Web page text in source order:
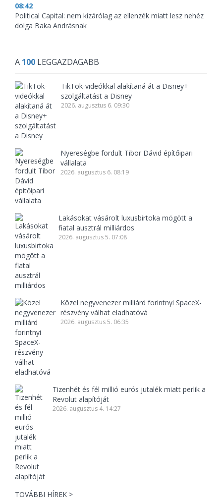
08:42
Political Capital: nem kizárólag az ellenzék miatt lesz nehéz
dolga Baka Andrásnak
A 100 LEGGAZDAGABB
TikTok-videókkal alakítaná át a Disney+
szolgáltatást a Disney
2026. augusztus 6. 09:30
Nyereségbe fordult Tibor Dávid építőipari
vállalata
2026. augusztus 6. 08:19
Lakásokat vásárolt luxusbirtoka mögött a
fiatal ausztrál milliárdos
2026. augusztus 5. 07:08
Közel negyvenezer milliárd forintnyi SpaceX-
részvény válhat eladhatóvá
2026. augusztus 5. 06:35
Tizenhét és fél millió eurós jutalék miatt perlik a
Revolut alapítóját
2026. augusztus 4. 14:27
TOVÁBBI HÍREK >